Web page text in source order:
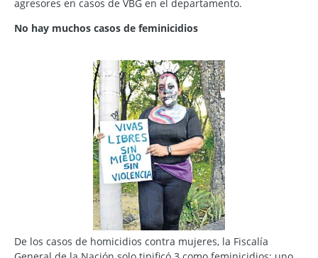
agresores en casos de VBG en el departamento.
No hay muchos casos de feminicidios
De los casos de homicidios contra mujeres, la Fiscalía